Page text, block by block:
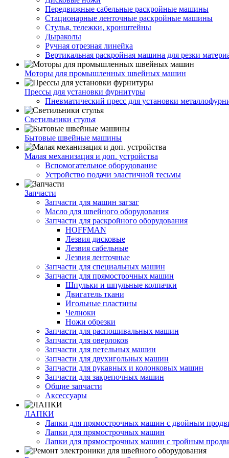
Передвижные сабельные раскройные машины
Стационарные ленточные раскройные машины
Стулья, тележки, кронштейны
Дыраколы
Ручная отрезная линейка
Вертикальная раскройная машина для резки
Моторы для промышленных швейных машин
Прессы для установки фурнитуры
Пневматический пресс для установки
Светильники стулья
Бытовые швейные машины
Малая механизация и доп. устройства
Вспомогательное оборудование
Устройство подачи эластичной тесьмы
Запчасти
Запчасти для машин загзаг
Масло для швейного оборудования
Запчасти для раскройного оборудования
HOFFMAN
Лезвия дисковые
Лезвия сабельные
Лезвия ленточные
Запчасти для специальных машин
Запчасти для прямострочных машин
Шпульки и шпульные колпачки
Двигатель ткани
Игольные пластины
Челноки
Ножи обрезки
Запчасти для распошивальных машин
Запчасти для оверлоков
Запчасти для петельных машин
Запчасти для двухигольных машин
Запчасти для рукавных и колонковых машин
Запчасти для закрепочных машин
Общие запчасти
Аксессуары
ЛАПКИ
Лапки для прямострочных машин с двойным
Лапки для прямострочных машин
Лапки для прямострочных машин с тройным